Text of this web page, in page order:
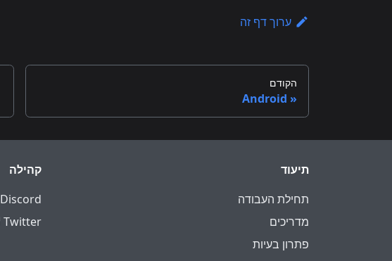
ערוך דף זה
הקודם
Android
תיעוד
תחילת העבודה
מדריכים
פתרון בעיות
קהילה
Discord
Twitter